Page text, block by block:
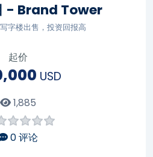
- Brand Tower
字楼出售，投资回报高
起价
USD
1,885
0评论